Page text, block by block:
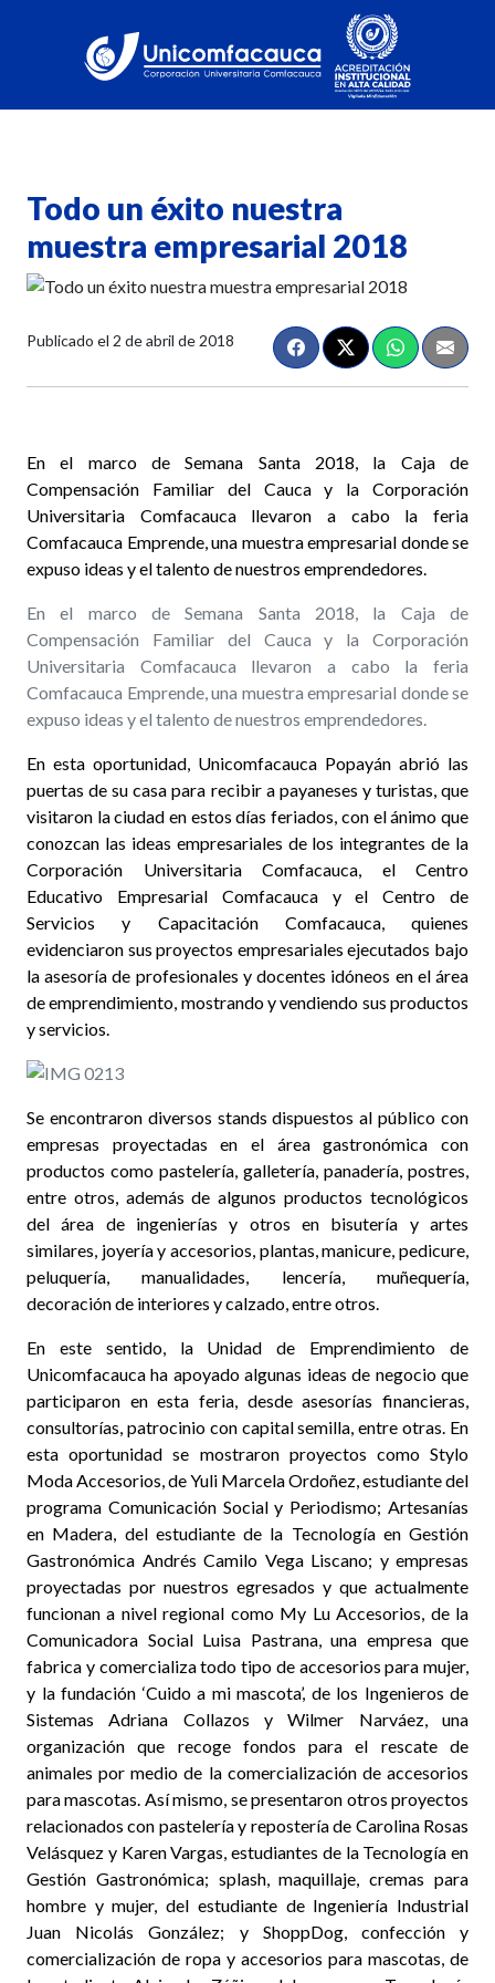
Todo un éxito nuestra
muestra empresarial 2018
Publicado el 2 de abril de 2018
En el marco de Semana Santa 2018, la Caja de
Compensación Familiar del Cauca y la Corporación
Universitaria Comfacauca llevaron a cabo la feria
Comfacauca Emprende, una muestra empresarial donde se
expuso ideas y el talento de nuestros emprendedores.
En el marco de Semana Santa 2018, la Caja de
Compensación Familiar del Cauca y la Corporación
Universitaria Comfacauca llevaron a cabo la feria
Comfacauca Emprende, una muestra empresarial donde se
expuso ideas y el talento de nuestros emprendedores.
En esta oportunidad, Unicomfacauca Popayán abrió las
puertas de su casa para recibir a payaneses y turistas, que
visitaron la ciudad en estos días feriados, con el ánimo que
conozcan las ideas empresariales de los integrantes de la
Corporación Universitaria Comfacauca, el Centro
Educativo Empresarial Comfacauca y el Centro de
Servicios y Capacitación Comfacauca, quienes
evidenciaron sus proyectos empresariales ejecutados bajo
la asesoría de profesionales y docentes idóneos en el área
de emprendimiento, mostrando y vendiendo sus productos
y servicios.
Se encontraron diversos stands dispuestos al público con
empresas proyectadas en el área gastronómica con
productos como pastelería, galletería, panadería, postres,
entre otros, además de algunos productos tecnológicos
del área de ingenierías y otros en bisutería y artes
similares, joyería y accesorios, plantas, manicure, pedicure,
peluquería, manualidades, lencería, muñequería,
decoración de interiores y calzado, entre otros.
En este sentido, la Unidad de Emprendimiento de
Unicomfacauca ha apoyado algunas ideas de negocio que
participaron en esta feria, desde asesorías financieras,
consultorías, patrocinio con capital semilla, entre otras. En
esta oportunidad se mostraron proyectos como Stylo
Moda Accesorios, de Yuli Marcela Ordoñez, estudiante del
programa Comunicación Social y Periodismo; Artesanías
en Madera, del estudiante de la Tecnología en Gestión
Gastronómica Andrés Camilo Vega Liscano; y empresas
proyectadas por nuestros egresados y que actualmente
funcionan a nivel regional como My Lu Accesorios, de la
Comunicadora Social Luisa Pastrana, una empresa que
fabrica y comercializa todo tipo de accesorios para mujer,
y la fundación ‘Cuido a mi mascota’, de los Ingenieros de
Sistemas Adriana Collazos y Wilmer Narváez, una
organización que recoge fondos para el rescate de
animales por medio de la comercialización de accesorios
para mascotas. Así mismo, se presentaron otros proyectos
relacionados con pastelería y repostería de Carolina Rosas
Velásquez y Karen Vargas, estudiantes de la Tecnología en
Gestión Gastronómica; splash, maquillaje, cremas para
hombre y mujer, del estudiante de Ingeniería Industrial
Juan Nicolás González; y ShoppDog, confección y
comercialización de ropa y accesorios para mascotas, de